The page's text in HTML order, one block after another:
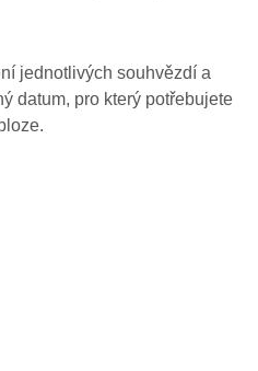
jednotlivých souhvězdí a
datum, pro který potřebujete